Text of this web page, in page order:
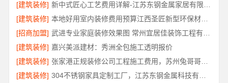
[建筑装修]
[建筑装修]
本地好用室内装修费用预算江西圣匠新型环保材料有限公司
[招商加盟]
[建筑装修] 嘉兴美派建材：秀洲全包施工透明报价
[建筑装修]
张家港正规装修公司工程施工费用，苏州兔哥哥智装新材料有限公司全包透明报价
[建筑装修]